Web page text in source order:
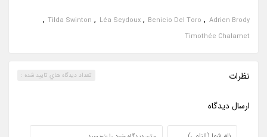
Adrien Brody
,
Benicio Del Toro
,
Léa Seydoux
,
Tilda Swinton
,
Timothée Chalamet
نظرات تعداد ديدگاه هاي تاييد شده :
ارسال ديدگاه